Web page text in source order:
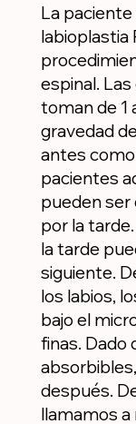
La
labioplastia
espinal.
toman de 1
gravedad
antes
pacientes
pueden ser
por la
la tarde
siguiente.
los labios,
bajo el
finas. Dado
después.
llamamos